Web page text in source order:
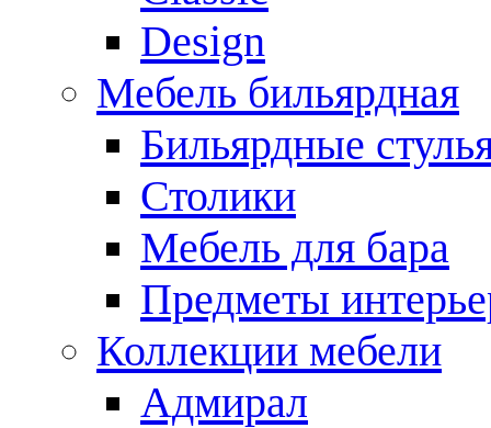
Design
Мебель бильярдная
Бильярдные
Столики
Мебель для бара
Предметы
Коллекции мебели
Адмирал